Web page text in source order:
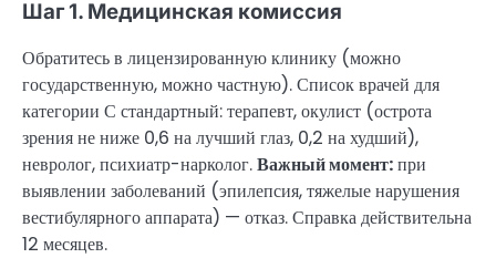
Шаг 1. Медицинская комиссия
Обратитесь в лицензированную клинику (можно
государственную, можно частную). Список врачей для
категории С стандартный: терапевт, окулист (острота
зрения не ниже 0,6 на лучший глаз, 0,2 на худший),
невролог, психиатр-нарколог.Важный момент:при
выявлении заболеваний (эпилепсия, тяжелые нарушения
вестибулярного аппарата) — отказ. Справка действительна
12 месяцев.